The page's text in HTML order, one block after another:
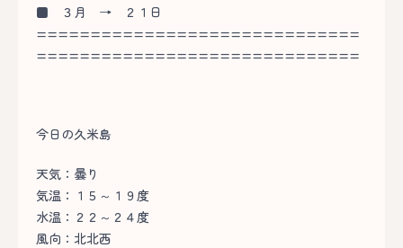
■ ３月 → ２１日
==============================
==============================
今日の久米島
天気：曇り
気温：１５～１９度
水温：２２～２４度
風向：北北西